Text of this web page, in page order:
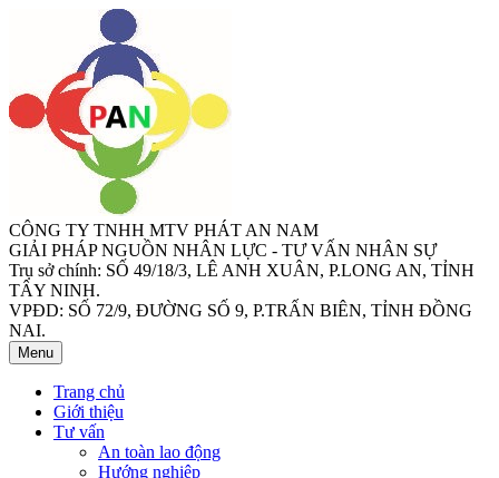
CÔNG TY TNHH MTV PHÁT AN NAM
GIẢI PHÁP NGUỒN NHÂN LỰC - TƯ VẤN NHÂN SỰ
Trụ sở chính: SỐ 49/18/3, LÊ ANH XUÂN, P.LONG AN, TỈNH
TÂY NINH.
VPĐD: SỐ 72/9, ĐƯỜNG SỐ 9, P.TRẤN BIÊN, TỈNH ĐỒNG
NAI.
Menu
Trang chủ
Giới thiệu
Tư vấn
An toàn lao động
Hướng nghiệp